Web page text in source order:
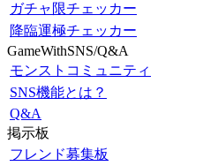
ガチャ限チェッカー
降臨運極チェッカー
GameWithSNS/Q&A
モンストコミュニティ
SNS機能とは？
Q&A
掲示板
フレンド募集板